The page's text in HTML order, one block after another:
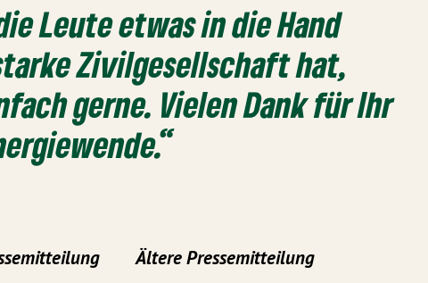
Leute etwas in die Hand
Zivilgesellschaft hat,
gerne. Vielen Dank für Ihr
Ältere Pressemitteilung